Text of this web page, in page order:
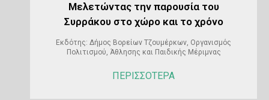
Μελετώντας την παρουσία του
Συρράκου στο χώρο και το χρόνο
Εκδότης: Δήμος Βορείων Τζουμέρκων, Οργανισμός
Πολιτισμού, Άθλησης και Παιδικής Μέριμνας
ΠΕΡΙΣΣΟΤΕΡΑ